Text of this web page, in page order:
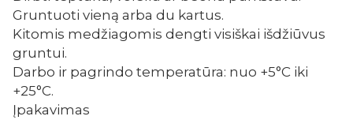
Gruntuoti vieną arba du kartus.
Kitomis medžiagomis dengti visiškai išdžiūvus
gruntui.
Darbo ir pagrindo temperatūra: nuo +5°C iki
+25°C.
Įpakavimas